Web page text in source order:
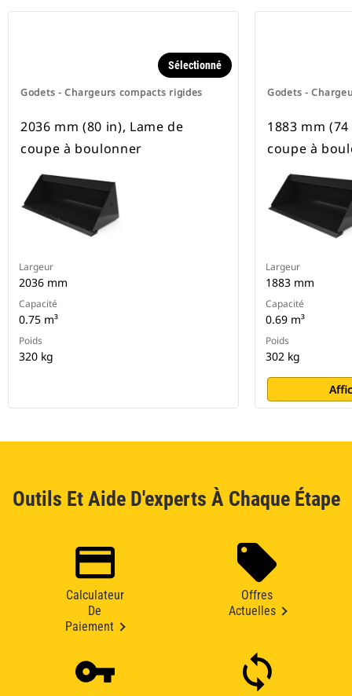
Godets - Chargeurs compacts rigides
Sélectionné
2036 mm (80 in), Lame de
coupe à boulonner
Largeur
2036 mm
Capacité
0.75 m³
Poids
320 kg
Godets -
1883 mm
coupe à
Largeur
1883 mm
Capacité
0.69 m³
Poids
302 kg
Outils Et Aide D'experts À Chaque Étape
Calculateur
De
Paiement
Offres
Actuelles